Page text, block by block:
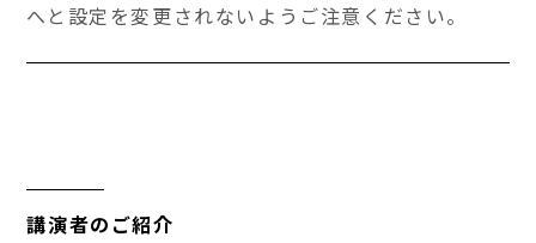
へと設定を変更されないようご注意ください。
講演者のご紹介